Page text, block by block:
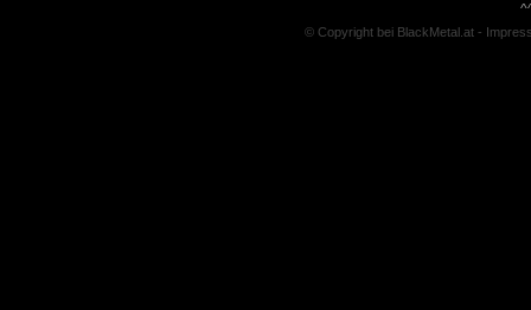
© Copyright bei BlackMetal.at -